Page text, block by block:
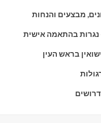
מבצעים והנחות
נגרות בהתאמה אישית
בראש העין